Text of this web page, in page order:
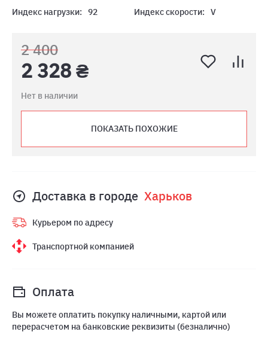
Индекс нагрузки:
92 Индекс скорости: V
2 400
2 328 ₴
Нет в наличии
ПОКАЗАТЬ ПОХОЖИЕ
Доставка в городе Харьков
Курьером по адресу
Транспортной компанией
Оплата
Вы можете оплатить покупку наличными, картой или
перерасчетом на банковские реквизиты (безналично)